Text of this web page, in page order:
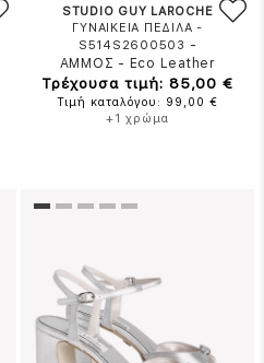
STUDIO GUY LAROCHE
ΓΥΝΑΙΚΕΙΑ ΠΕΔΙΛΑ -
S514S2600503 -
ΑΜΜΟΣ - Eco Leather
Τρέχουσα τιμή: 85,00 €
Τιμή καταλόγου: 99,00 €
+1 χρώμα